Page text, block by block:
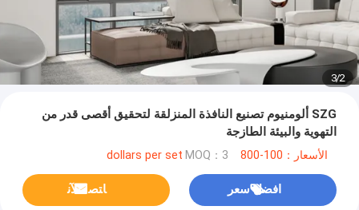
2
/
3
SZG ألومنيوم تصنيع النافذة المنزلقة لتحقيق أقصى قدر من
التهوية والبيئة الطازجة
الأسعار：100-800 dollars per set MOQ：3
افضل سعر ﺎﺘﺼﻟ ﺍﻶﻧ